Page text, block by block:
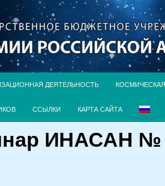
ДЕЯТЕЛЬНОСТЬ
ССЫЛКИ КАРТА САЙТА
ИНАСАН №